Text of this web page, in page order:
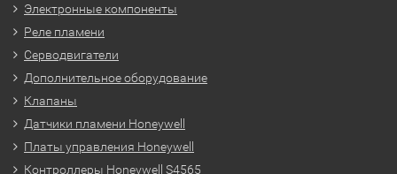
Электронные компоненты
Реле пламени
Серводвигатели
Дополнительное оборудование
Клапаны
Датчики пламени Honeywell
Платы управления Honeywell
Контроллеры Honeywell S4565